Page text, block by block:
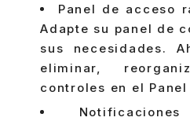
Panel de acceso
Adapte su panel de
sus necesidades.
eliminar,
controles en el